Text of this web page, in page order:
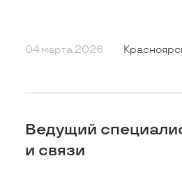
04 марта 2026
Ведущий
и связи